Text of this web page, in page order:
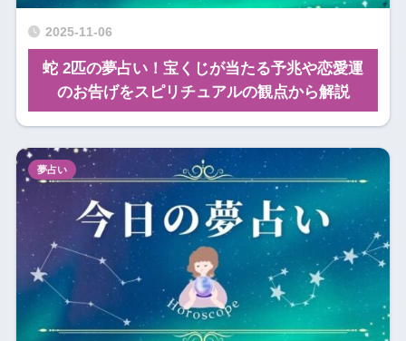
2025-11-06
蛇 2匹の夢占い！宝くじが当たる予兆や恋愛運
のお告げをスピリチュアルの観点から解説
夢占い